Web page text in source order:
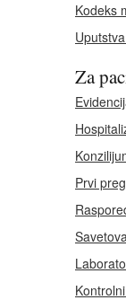
Kodeks
Za
Prvi